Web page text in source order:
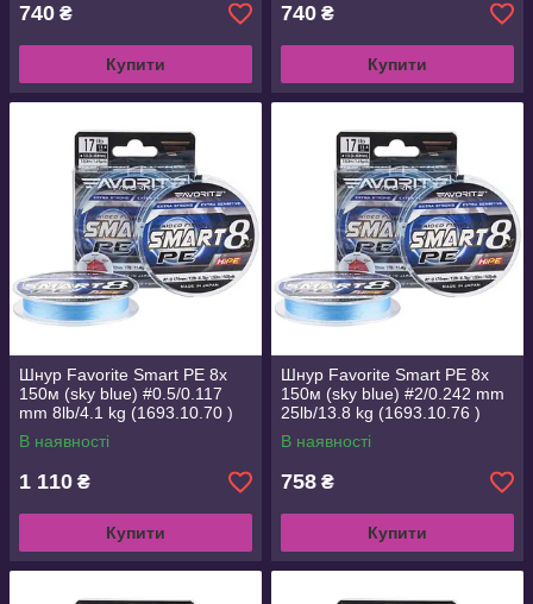
740 ₴
Купити
740 ₴
Купити
Шнур Favorite Smart PE 8x
150м (sky blue) #0.5/0.117
mm 8lb/4.1 kg (1693.10.70 )
В наявності
1 110 ₴
Купити
Шнур Favorite Smart PE 8x
150м (sky blue) #2/0.242 mm
25lb/13.8 kg (1693.10.76 )
В наявності
758 ₴
Купити